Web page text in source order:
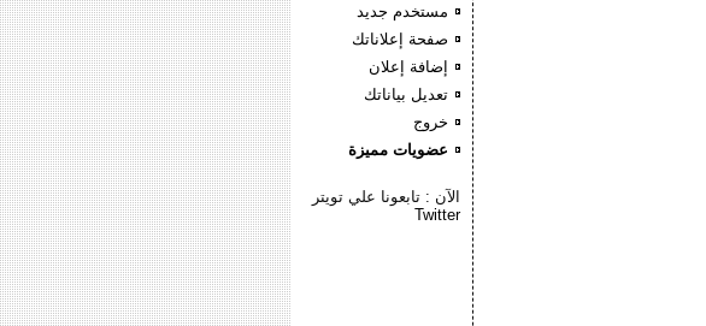
مستخدم جديد
صفحة إعلاناتك
إضافة إعلان
تعديل بياناتك
خروج
عضويات مميزة
الآن : تابعونا علي تويتر
Twitter